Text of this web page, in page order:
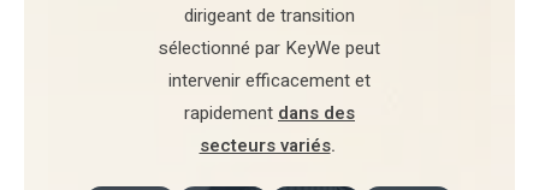
dirigeant de transition
sélectionné par KeyWe peut
intervenir efficacement et
rapidement dans des
secteurs variés.